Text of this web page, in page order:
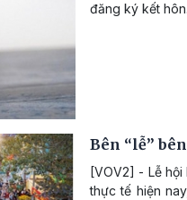
đăng ký kết
Bên “lễ”
[VOV2] - Lễ
thực tế hiện